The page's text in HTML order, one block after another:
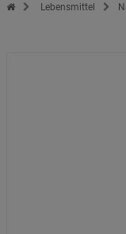
Zur Startseite des Kopp
Lebensmittel